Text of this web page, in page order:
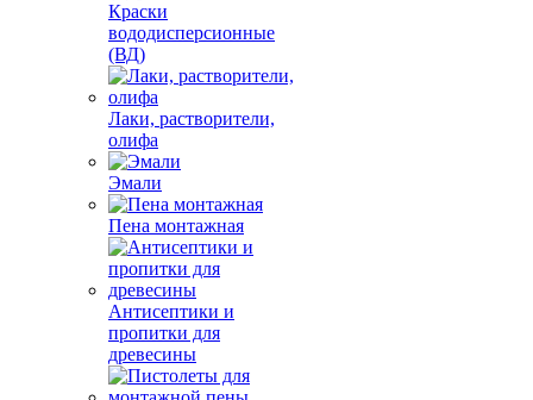
Краски
вододисперсионные
(ВД)
Лаки, растворители,
олифа
Эмали
Пена монтажная
Антисептики и
пропитки для
древесины